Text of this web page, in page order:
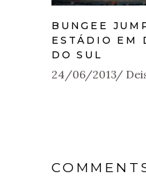
BUNGEE
ESTÁDIO EM
DO SUL
24/06/2013